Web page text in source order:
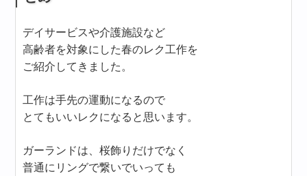
デイサービスや介護施設など
高齢者を対象にした春のレク工作を
ご紹介してきました。
工作は手先の運動になるので
とてもいいレクになると思います。
ガーランドは、桜飾りだけでなく
普通にリングで繋いでいっても